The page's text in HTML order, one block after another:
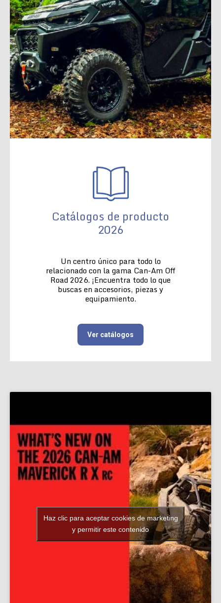
Catálogos de producto
2026
Un centro único para todo lo
relacionado con la gama Can-Am Off
Road 2026. ¡Encuentra todo lo que
buscas en accesorios, piezas y
equipamiento.
Ver catálogos
Haz clic para aceptar cookies de marketing
y permitir este contenido